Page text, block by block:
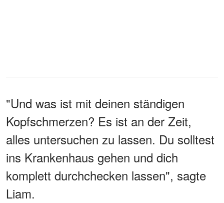
"Und was ist mit deinen ständigen
Kopfschmerzen? Es ist an der Zeit,
alles untersuchen zu lassen. Du solltest
ins Krankenhaus gehen und dich
komplett durchchecken lassen", sagte
Liam.